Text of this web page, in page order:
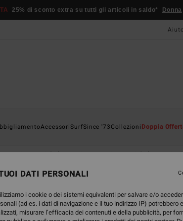
25% di sconto extra su tutti gli articoli in saldo* Donna
AccessoriSurfSince '73CollezioniDoppia
Costumi da bagno interi Costumi da bagno in
DATI PERSONALI
i cookie o dei sistemi equivalenti per salvare e/o
(ad es. i dati di navigazione e il tuo indirizzo IP) potrebbero
misurare l’efficacia dei contenuti e della pubblicità, per